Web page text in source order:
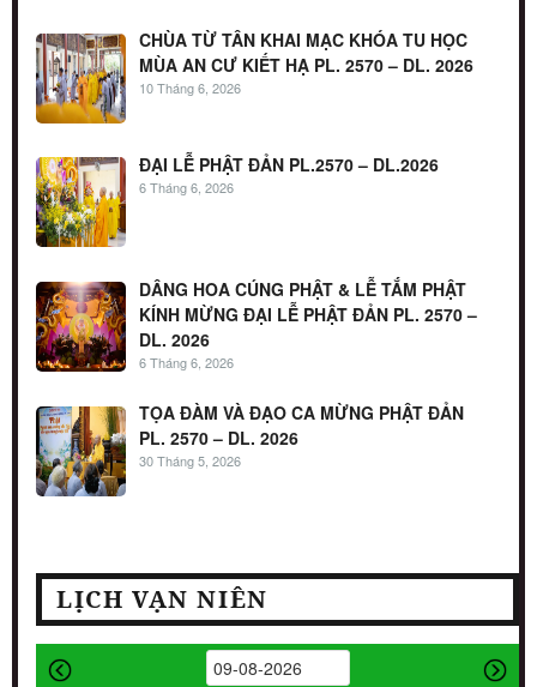
CHÙA TỪ TÂN KHAI MẠC KHÓA TU HỌC
MÙA AN CƯ KIẾT HẠ PL. 2570 – DL. 2026
10 Tháng 6, 2026
ĐẠI LỄ PHẬT ĐẢN PL.2570 – DL.2026
6 Tháng 6, 2026
DÂNG HOA CÚNG PHẬT & LỄ TẮM PHẬT
KÍNH MỪNG ĐẠI LỄ PHẬT ĐẢN PL. 2570 –
DL. 2026
6 Tháng 6, 2026
TỌA ĐÀM VÀ ĐẠO CA MỪNG PHẬT ĐẢN
PL. 2570 – DL. 2026
30 Tháng 5, 2026
LỊCH VẠN NIÊN